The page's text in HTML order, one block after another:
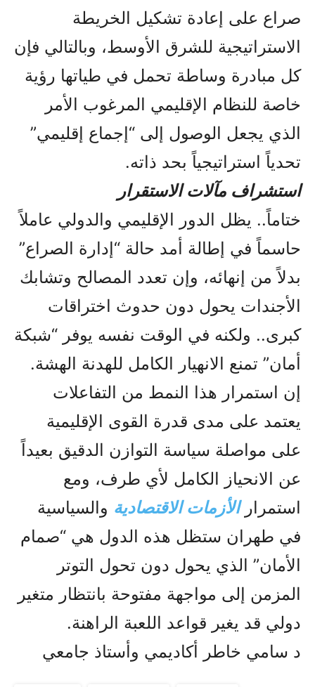
صراع على إعادة تشكيل الخريطة
الاستراتيجية للشرق الأوسط، وبالتالي فإن
كل مبادرة وساطة تحمل في طياتها رؤية
خاصة للنظام الإقليمي المرغوب الأمر
الذي يجعل الوصول إلى “إجماع إقليمي”
تحدياً استراتيجياً بحد ذاته.
استشراف مآلات الاستقرار
ختاماً.. يظل الدور الإقليمي والدولي عاملاً
حاسماً في إطالة أمد حالة “إدارة الصراع”
بدلاً من إنهائه، وإن تعدد المصالح وتشابك
الأجندات يحول دون حدوث اختراقات
كبرى.. ولكنه في الوقت نفسه يوفر “شبكة
أمان” تمنع الانهيار الكامل للهدنة الهشة.
إن استمرار هذا النمط من التفاعلات
يعتمد على مدى قدرة القوى الإقليمية
على مواصلة سياسة التوازن الدقيق بعيداً
عن الانحياز الكامل لأي طرف، ومع
استمرارالأزمات الاقتصادية والسياسية
في طهران ستظل هذه الدول هي “صمام
الأمان” الذي يحول دون تحول التوتر
المزمن إلى مواجهة مفتوحة بانتظار متغير
دولي قد يغير قواعد اللعبة الراهنة.
د سامي خاطر أكاديمي وأستاذ جامعي